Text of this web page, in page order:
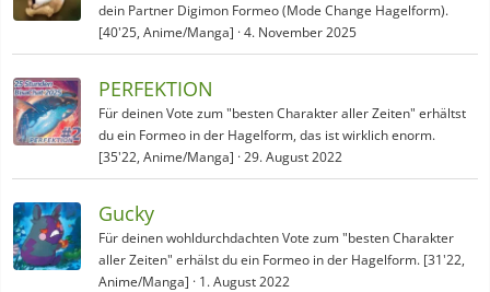
dein Partner Digimon Formeo (Mode Change Hagelform).
[40'25, Anime/Manga] 4. November 2025
PERFEKTION
Für deinen Vote zum "besten Charakter aller Zeiten" erhältst
du ein Formeo in der Hagelform, das ist wirklich enorm.
[35'22, Anime/Manga] 29. August 2022
Gucky
Für deinen wohldurchdachten Vote zum "besten Charakter
aller Zeiten" erhälst du ein Formeo in der Hagelform. [31'22,
Anime/Manga]
1. August 2022